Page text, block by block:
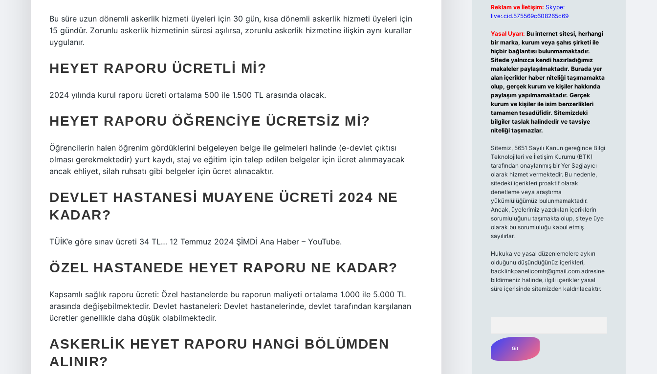
Bu süre uzun dönemli askerlik hizmeti üyeleri için 30 gün, kısa dönemli askerlik hizmeti üyeleri için
15 gündür. Zorunlu askerlik hizmetinin süresi aşılırsa, zorunlu askerlik hizmetine ilişkin aynı kurallar
uygulanır.
HEYET RAPORU ÜCRETLI MI?
2024 yılında kurul raporu ücreti ortalama 500 ile 1.500 TL arasında olacak.
HEYET RAPORU ÖĞRENCIYE ÜCRETSIZ MI?
Öğrencilerin halen öğrenim gördüklerini belgeleyen belge ile gelmeleri halinde (e-devlet çıktısı
olması gerekmektedir) yurt kaydı, staj ve eğitim için talep edilen belgeler için ücret alınmayacak
ancak ehliyet, silah ruhsatı gibi belgeler için ücret alınacaktır.
DEVLET HASTANESI MUAYENE ÜCRETI 2024 NE
KADAR?
TÜİK’e göre sınav ücreti 34 TL… 12 Temmuz 2024 ŞİMDİ Ana Haber – YouTube.
ÖZEL HASTANEDE HEYET RAPORU NE KADAR?
Kapsamlı sağlık raporu ücreti: Özel hastanelerde bu raporun maliyeti ortalama 1.000 ile 5.000 TL
arasında değişebilmektedir. Devlet hastaneleri: Devlet hastanelerinde, devlet tarafından karşılanan
ücretler genellikle daha düşük olabilmektedir.
ASKERLIK HEYET RAPORU HANGI BÖLÜMDEN
ALINIR?
Reklam ve İletişim: Skype:
live:.cid.575569c608265c69
Yasal Uyarı: Bu internet sitesi, herhangi
bir marka, kurum veya şahıs şirketi ile
hiçbir bağlantısı bulunmamaktadır.
Sitede yalnızca kendi hazırladığımız
makaleler paylaşılmaktadır. Burada yer
alan içerikler haber niteliği taşımamakta
olup, gerçek kurum ve kişiler hakkında
paylaşım yapılmamaktadır. Gerçek
kurum ve kişiler ile isim benzerlikleri
tamamen tesadüfidir. Sitemizdeki
bilgiler taslak halindedir ve tavsiye
niteliği taşımazlar.
Sitemiz, 5651 Sayılı Kanun gereğince Bilgi
Teknolojileri ve İletişim Kurumu (BTK)
tarafından onaylanmış bir Yer Sağlayıcı
olarak hizmet vermektedir. Bu nedenle,
sitedeki içerikleri proaktif olarak
denetleme veya araştırma
yükümlülüğümüz bulunmamaktadır.
Ancak, üyelerimiz yazdıkları içeriklerin
sorumluluğunu taşımakta olup, siteye üye
olarak bu sorumluluğu kabul etmiş
sayılırlar.
Hukuka ve yasal düzenlemelere aykırı
olduğunu düşündüğünüz içerikleri,
backlinkpanelicomtr@gmail.comadresine
bildirmeniz halinde, ilgili içerikler yasal
süre içerisinde sitemizden kaldırılacaktır.